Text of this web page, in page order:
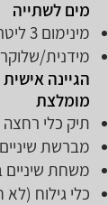
מים לשתייה
מינימום 3 ליטר ליום לאדם
מידנית/
הגיינה
מומלצת
תיק כלי
מברשת שיניים
משחת
כלי גילוח (לא